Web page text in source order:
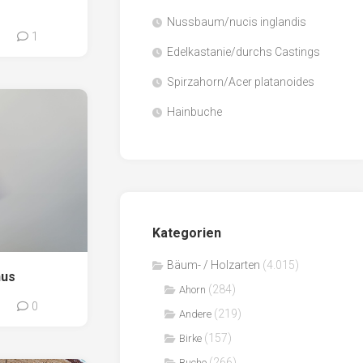
Sägenebenprodukte
1
0
Nussbaum/nucis inglandis
Edelkastanie/durchs Castings
Spirzahorn/Acer platanoides
Hainbuche
Kategorien
Bäum- / Holzarten (4.015)
Ahorn (284)
Andere (219)
Birke (157)